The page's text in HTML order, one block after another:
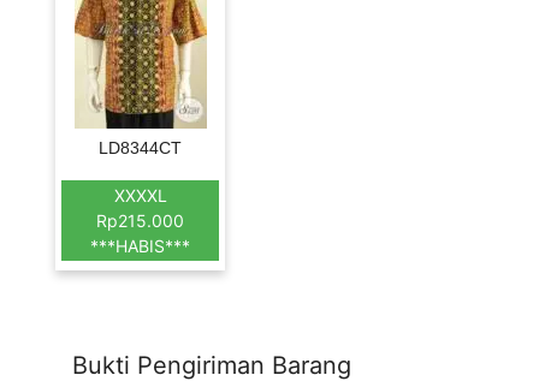
LD8344CT
XXXXL
Rp215.000
***HABIS***
Bukti Pengiriman Barang